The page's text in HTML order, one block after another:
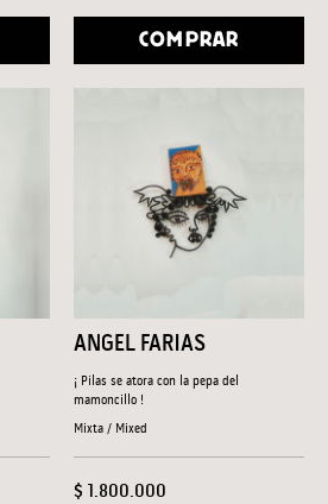
COMPRAR
ANGEL FARIAS
¡ Pilas se atora con la pepa del
mamoncillo !
Mixta / Mixed
$ 1.800.000